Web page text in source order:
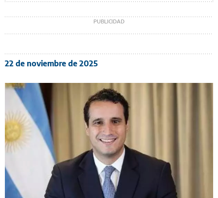
22 de noviembre de 2025